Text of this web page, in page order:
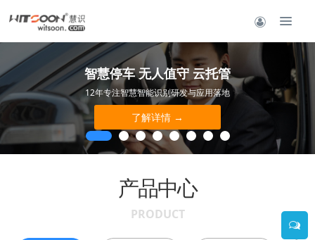
智慧停车 无人值守 云托管
12年专注智慧智能识别研发与应用落地
了解详情 →
产品中心
PRODUCT